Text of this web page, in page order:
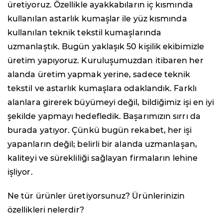
üretiyoruz. Özellikle ayakkabıların iç kısmında
kullanılan astarlık kumaşlar ile yüz kısmında
kullanılan teknik tekstil kumaşlarında
uzmanlaştık. Bugün yaklaşık 50 kişilik ekibimizle
üretim yapıyoruz. Kuruluşumuzdan itibaren her
alanda üretim yapmak yerine, sadece teknik
tekstil ve astarlık kumaşlara odaklandık. Farklı
alanlara girerek büyümeyi değil, bildiğimiz işi en iyi
şekilde yapmayı hedefledik. Başarımızın sırrı da
burada yatıyor. Çünkü bugün rekabet, her işi
yapanların değil; belirli bir alanda uzmanlaşan,
kaliteyi ve sürekliliği sağlayan firmaların lehine
işliyor.
Ne tür ürünler üretiyorsunuz? Ürünlerinizin
özellikleri nelerdir?